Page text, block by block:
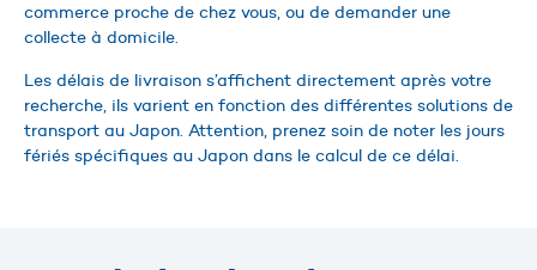
commerce proche de chez vous, ou de demander une
collecte à domicile.
Les délais de livraison s’affichent directement après votre
recherche, ils varient en fonction des différentes solutions de
transport au Japon. Attention, prenez soin de noter les jours
fériés spécifiques au Japon dans le calcul de ce délai.